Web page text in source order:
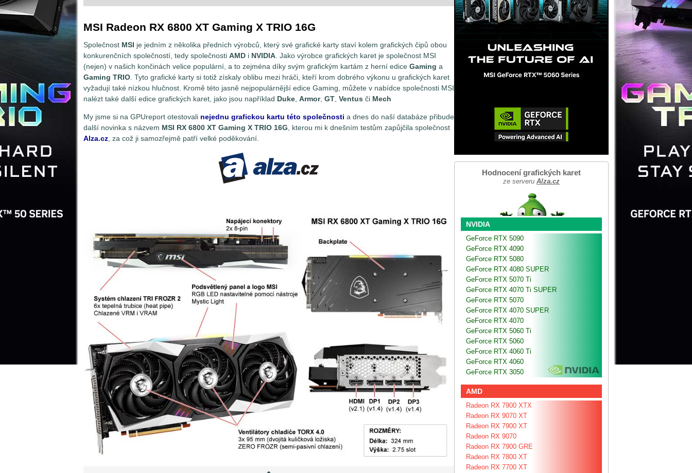
MSI Radeon RX 6800 XT Gaming X TRIO 16G
Společnost MSI je jedním z několika předních výrobců, který své grafické karty staví kolem grafických čipů obou
konkurenčních společností, tedy společnosti AMD i NVIDIA . Jako výrobce grafických karet je společnost MSI
(nejen) v našich končinách velice populární, a to zejména díky svým grafickým kartám z herní edice Gaming a
Gaming TRIO . Tyto grafické karty si totiž získaly oblibu mezi hráči, kteří krom dobrého výkonu u grafických karet
vyžadují také nízkou hlučnost. Kromě této jasně nejpopulárnější edice Gaming, můžete v nabídce společnosti MSI
nalézt také další edice grafických karet, jako jsou například Duke Armor, GT Ventus či Mech
My jsme si na GPUreport otestovali nejednu grafickou kartu této společnosti a dnes do naší databáze přibude
další novinka s názvem MSI RX 6800 XT Gaming X TRIO 16G , kterou mi k dnešním testům zapůjčila společnost
Alza.cz , za což ji samozřejmě patří velké poděkování.
Hodnocení grafických karet
ze serveru Alza.cz
NVIDIA
GeForce RTX 5090
GeForce RTX 4090
GeForce RTX 5080
GeForce RTX 4080 SUPER
GeForce RTX 5070 Ti
GeForce RTX 4070 Ti SUPER
GeForce RTX 5070
GeForce RTX 4070 SUPER
GeForce RTX 4070
GeForce RTX 5060 Ti
GeForce RTX 5060
GeForce RTX 4060 Ti
GeForce RTX 4060
GeForce RTX 3050
AMD
Radeon RX 7900 XTX
Radeon RX 9070 XT
Radeon RX 7900 XT
Radeon RX 9070
Radeon RX 7900 GRE
Radeon RX 7800 XT
Radeon RX 7700 XT